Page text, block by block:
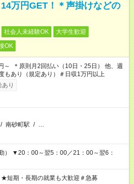
万円GET！＊声掛けなどの
社会人未経験OK
大学生歓迎
OK
～ ＊原則月2回払い（10日・25日） 他、週
もあり（規定あり）＃日収1万円以上
り
/ 南砂町駅 / …
） ▼20：00～翌5：00／21：00～翌6：
短期・長期の就業も大歓迎＃急募